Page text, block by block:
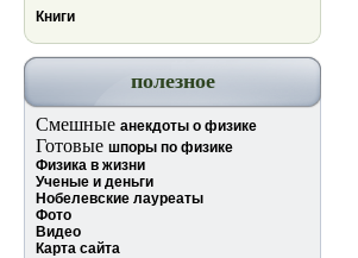
Книги
полезное
Смешные анекдоты о физике
Готовые шпоры по физике
Физика в жизни
Ученые и деньги
Нобелевские лауреаты
Фото
Видео
Карта сайта